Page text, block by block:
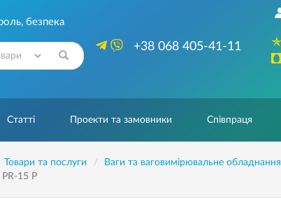
безпека
+38 068 405-41-11
Статті Проекти та замовники Співпраця
Товари та послуги Ваги та ваговимірювальне обладнання
PR-15 P